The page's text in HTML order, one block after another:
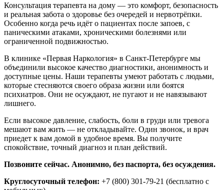
Консультация терапевта на дому — это комфорт, безопасность
и реальная забота о здоровье без очередей и нервотрёпки.
Особенно когда речь идёт о пациентах после запоев, с
паническими атаками, хроническими болезнями или
ограниченной подвижностью.
В клинике «Первая Наркология» в Санкт‑Петербурге мы
объединили высокое качество диагностики, анонимность и
доступные цены. Наши терапевты умеют работать с людьми,
которые стесняются своего образа жизни или боятся
психиатров. Они не осуждают, не пугают и не навязывают
лишнего.
Если высокое давление, слабость, боли в груди или тревога
мешают вам жить — не откладывайте. Один звонок, и врач
приедет к вам домой в удобное время. Вы получите
спокойствие, точный диагноз и план действий.
Позвоните сейчас. Анонимно, без паспорта, без осуждения.
Круглосуточный телефон: +7 (800) 301-79-21 (бесплатно с